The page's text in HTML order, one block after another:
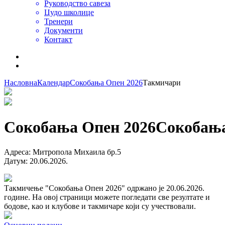
Руководство савеза
Џудо школице
Тренери
Документи
Контакт
НасловнаКалендарСокобања Опен 2026Такмичари
Сокобања Опен 2026
Адреса: Митропола Михаила бр.5
Датум: 20.06.2026.
Такмичење "Сокобања Опен 2026" одржано је 20.06.2026.
године. На овој страници можете погледати све резултате и
бодове, као и клубове и такмичаре који су учествовали.